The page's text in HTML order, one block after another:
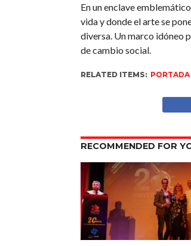
En un enclave
vida y donde el arte se
diversa. Un marco idóneo
de cambio social.
RELATED ITEMS: PORTADA
RECOMMENDED FOR